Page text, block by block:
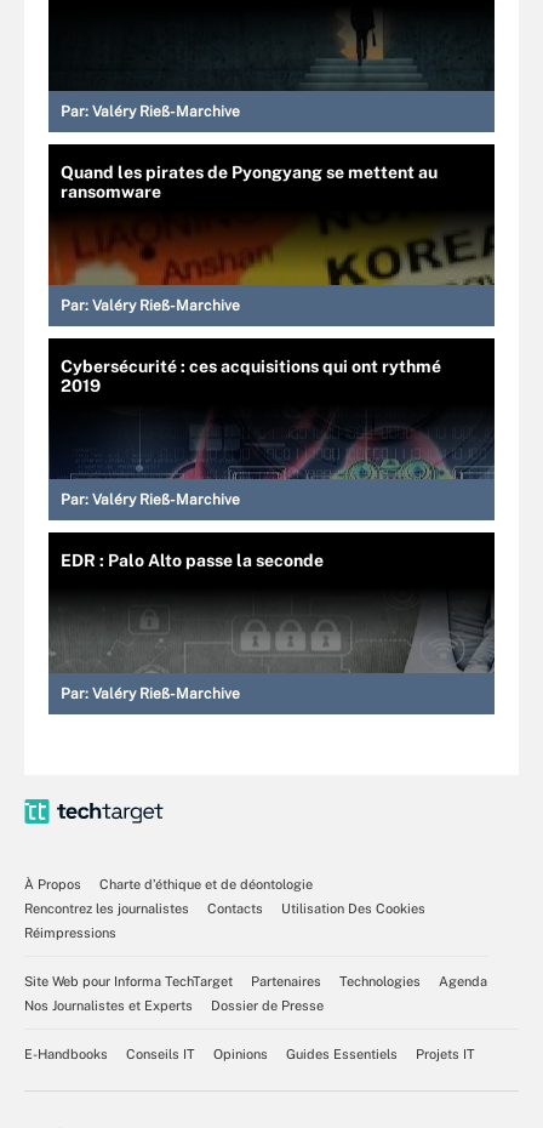
Par: Valéry Rieß-Marchive
Quand les pirates de Pyongyang se mettent au
ransomware
Par: Valéry Rieß-Marchive
Cybersécurité : ces acquisitions qui ont rythmé
2019
Par: Valéry Rieß-Marchive
EDR : Palo Alto passe la seconde
Par: Valéry Rieß-Marchive
À Propos
Charte d’éthique et de déontologie
Rencontrez les journalistes
Contacts
Utilisation Des Cookies
Réimpressions
Site Web pour Informa TechTarget Partenaires Technologies
Agenda
Nos Journalistes et Experts
Dossier de Presse
E-Handbooks Conseils IT Opinions Guides Essentiels Projets IT